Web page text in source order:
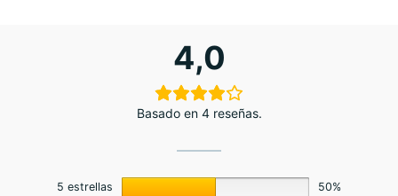
4,0
Basado en 4 reseñas.
5 estrellas
50%